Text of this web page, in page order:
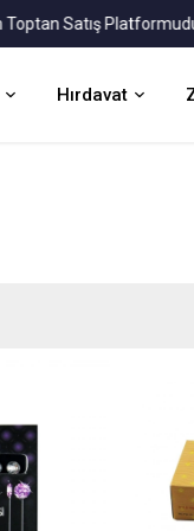
Platformudur.
Hırdavat